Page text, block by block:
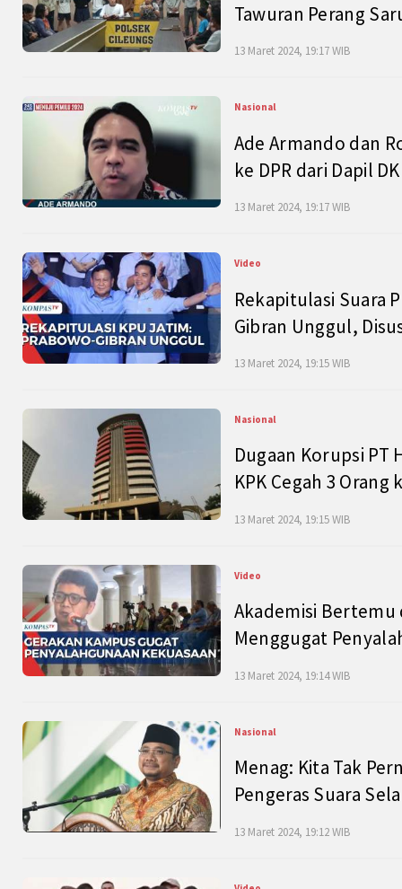
Tawuran Perang
13 Maret 2024, 19:17 WIB
Nasional
Ade Armando dan
ke DPR dari Dapil
13 Maret 2024, 19:17 WIB
Video
Rekapitulasi Suara
Gibran Unggul,
13 Maret 2024, 19:15 WIB
Nasional
Dugaan Korupsi PT
KPK Cegah 3 Orang
13 Maret 2024, 19:15 WIB
Video
Akademisi Bertemu
Menggugat
13 Maret 2024, 19:14 WIB
Nasional
Menag: Kita Tak
Pengeras Suara
13 Maret 2024, 19:12 WIB